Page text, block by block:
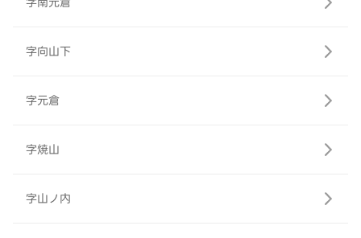
字向山下
字元倉
字焼山
字山ノ内